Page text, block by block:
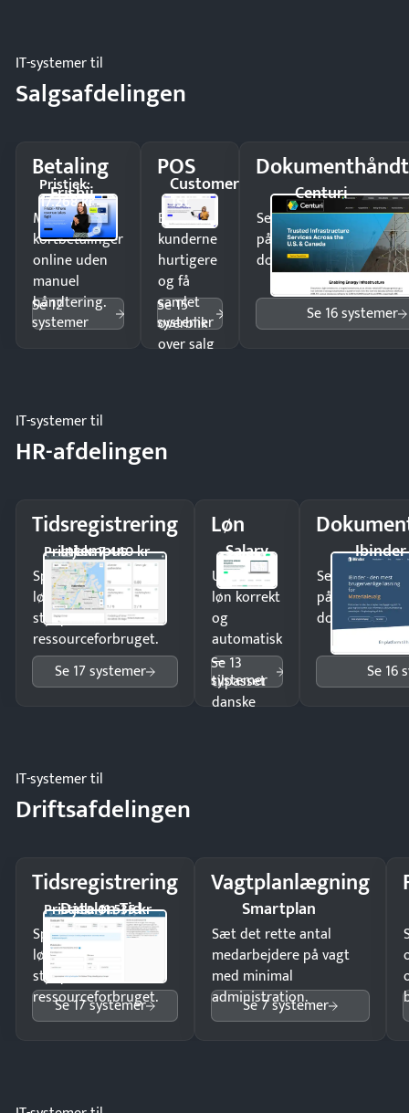
IT-systemer til
Salgsafdelingen
Betaling
Frisbii
Pristjek:
17.268 kr
Modtag
kortbetalinger
online uden
manuel
håndtering.
Se 12
systemer
POS
Customer
1st
Ekspedér
kunderne
hurtigere
og få
samlet
overblik
over salg
Se 15
systemer
Centuri
Send kontrakter til
på minutter og mist
dokumenter.
Se 16 systemer
IT-systemer til
HR-afdelingen
Tidsregistrering
Intempus
Pristjek: 7.440 kr
Spar tid på
lønberegning og få
styr på
ressourceforbruget.
Se 17 systemer
Løn
Salary
Udbetal
løn korrekt
og
automatisk
—
tilpasset
danske
Se 13
systemer
Ibinder
Send
på minutter
dokumenter.
Se 16
IT-systemer til
Driftsafdelingen
Tidsregistrering
Dataløn Tid
Pristjek: 11.535 kr
Spar tid på
lønberegning og få
styr på
ressourceforbruget.
Se 17 systemer
Vagtplanlægning
Smartplan
Sæt det rette antal
medarbejdere på vagt
med minimal
administration.
Se 7 systemer